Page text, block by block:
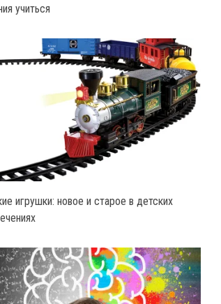
учиться
игрушки: новое и старое в детских